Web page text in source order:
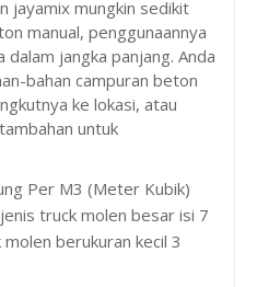
jayamix mungkin sedikit
manual, penggunaannya
jangka panjang. Anda
bahan campuran beton
ke lokasi, atau
untuk
Per M3 (Meter Kubik)
truck molen besar isi 7
berukuran kecil 3